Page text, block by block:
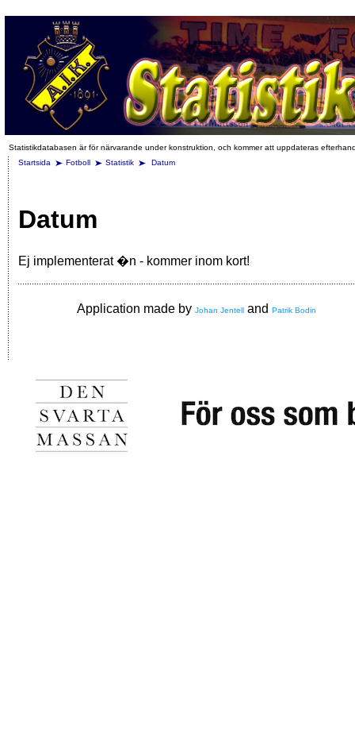
Statistikdatabasen är för närvarande under konstruktion, och kommer att uppdateras
Startsida
Fotboll Statistik Datum
Datum
Ej implementerat �n - kommer inom kort!
Application made by Johan Jentell and Patrik Bodin